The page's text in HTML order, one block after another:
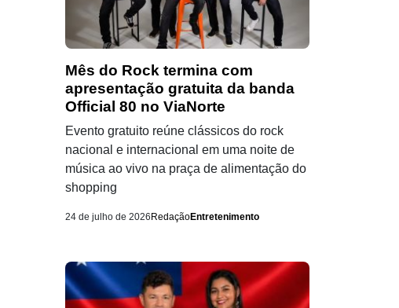
Mês do Rock termina com
apresentação gratuita da banda
Official 80 no ViaNorte
Evento gratuito reúne clássicos do rock
nacional e internacional em uma noite de
música ao vivo na praça de alimentação do
shopping
24 de julho de 2026 RedaçãoEntretenimento